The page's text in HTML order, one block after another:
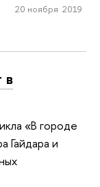
20 ноября 2019
в
«В городе
Гайдара и